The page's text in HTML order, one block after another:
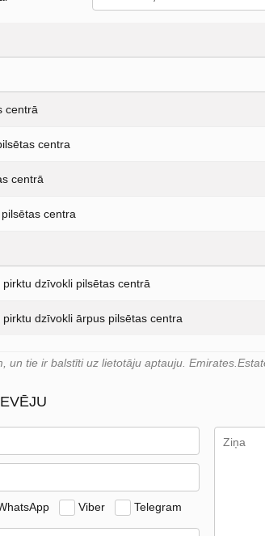
centrā
centra
centrā
centra
dzīvokli pilsētas centrā
dzīvokli ārpus pilsētas centra
un tie ir balstīti uz lietotāju aptauju.
Viber Telegram